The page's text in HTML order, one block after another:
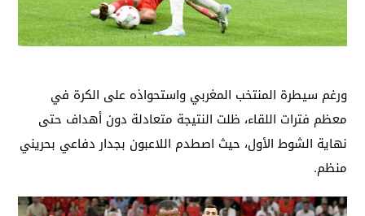
ورغم سيطرة المنتخب المغربي واستحواذه على الكرة في
معظم فترات اللقاء، ظلت النتيجة متعادلة دون أهداف حتى
نهاية الشوط الأول، حيث اصطدم اللاعبون بجدار دفاعي بحريني
منظم.